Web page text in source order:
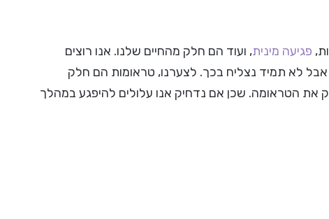
פגיעה מינית, ועוד הם חלק מהחיים שלנו. אנו רוצים
אבל לא תמיד נצליח בכך. לצערנו, טראומות הם חלק
את הטראומה. שכן אם נדחיק אנו עלולים להיפגע במהלך